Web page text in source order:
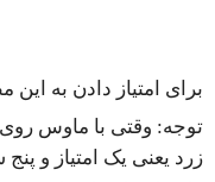
برای امتیاز دادن به
توجه: وقتی با ماوس
زرد یعنی یک امتیاز و پنج